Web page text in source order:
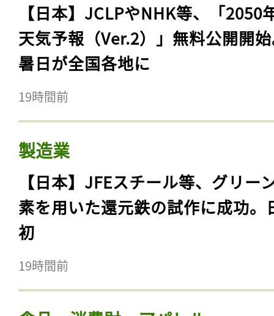
【日本】JCLPやNHK等、「2050
天気予報（Ver.2）」無料公開開
暑日が全国各地に
19時間前
製造業
【日本】JFEスチール等、グリー
素を用いた還元鉄の試作に成功。
初
19時間前